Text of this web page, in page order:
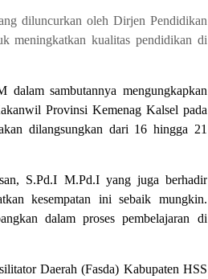
diluncurkan oleh Dirjen Pendidikan
meningkatkan kualitas pendidikan di
dalam sambutannya mengungkapkan
Provinsi Kemenag Kalsel pada
dilangsungkan dari 16 hingga 21
S.Pd.I M.Pd.I yang juga berhadir
kesempatan ini sebaik mungkin.
dalam proses pembelajaran di
Daerah (Fasda) Kabupaten HSS